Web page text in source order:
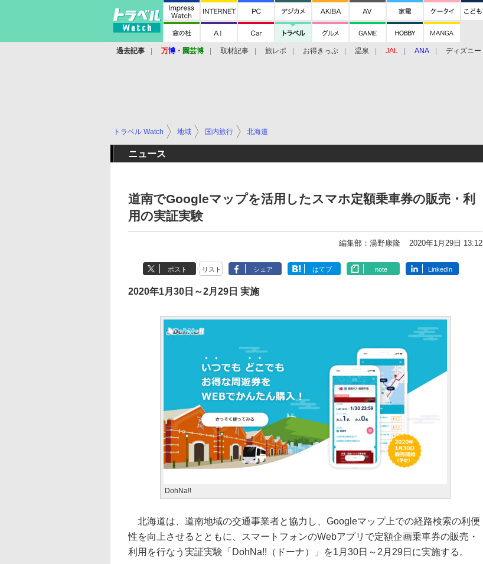
過去記事 万博 ・ 園芸博 取材記事 旅レポ お得きっぷ 温泉 JAL ANA ディズニー
トラベル Watch 地域 国内旅行 北海道
ニュース
道南でGoogleマップを活用したスマホ定額乗車券の販売・利
用の実証実験
編集部：湯野康隆 2020年1月29日 13:12
ポスト リスト シェア はてブ note LinkedIn
2020年1月30日～2月29日 実施
DohNa!!
北海道は、道南地域の交通事業者と協力し、Googleマップ上での経路検索の利便
性を向上させるとともに、スマートフォンのWebアプリで定額企画乗車券の販売・
利用を行なう実証実験「DohNa!!（ドーナ）」を1月30日～2月29日に実施する。